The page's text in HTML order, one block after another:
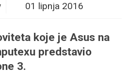
01 lipnja 2016
koje je Asus na
predstavio
3.